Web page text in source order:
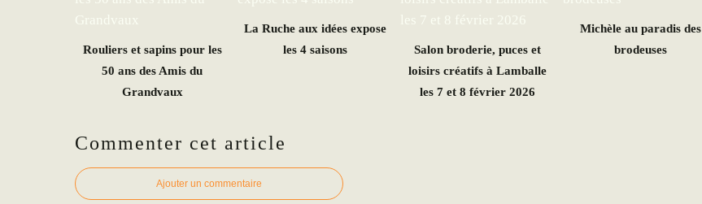
Rouliers et sapins pour les
50 ans des Amis du
Grandvaux
La Ruche aux idées expose
les 4 saisons
Salon broderie, puces et
loisirs créatifs à Lamballe
les 7 et 8 février 2026
Michèle au paradis des
brodeuses
Commenter cet article
Ajouter un commentaire